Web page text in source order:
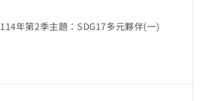
114年第2季主題：SDG17多元夥伴(一)